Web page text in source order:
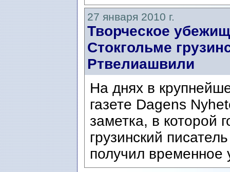
27 января 2010 г.
Творческое
Стокгольме
Ртвелиашвили
На днях в
газете Dagens
заметка, в которой
грузинский
получил